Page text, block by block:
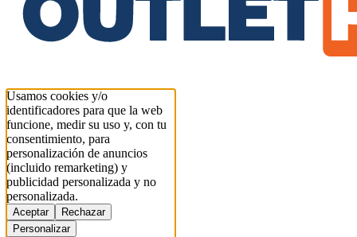
Usamos cookies y/o
identificadores para que la web
funcione, medir su uso y, con tu
consentimiento, para
personalización de anuncios
(incluido remarketing) y
publicidad personalizada y no
personalizada.
Aceptar
Rechazar
Personalizar